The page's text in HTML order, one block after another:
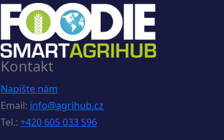
Kontakt
Napište nám
Email: info@agrihub.cz
Tel.: +420 605 033 596